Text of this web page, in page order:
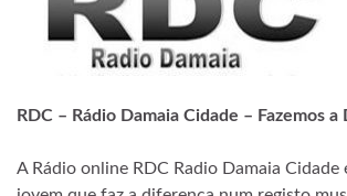
RDC – Rádio Damaia Cidade – Fazemos
A Rádio online RDC Radio Damaia Cidade